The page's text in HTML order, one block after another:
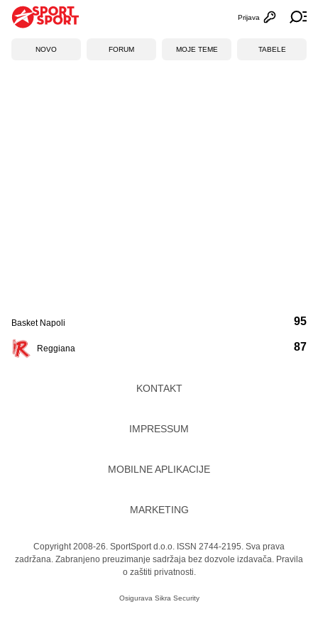
Otvori
Prijava
NOVO FORUM MOJE TEME TABELE
Basket Napoli
Reggiana
95
87
KONTAKT
IMPRESSUM
MOBILNE APLIKACIJE
MARKETING
Copyright 2008-26. SportSport d.o.o. ISSN 2744-2195. Sva prava
zadržana. Zabranjeno preuzimanje sadržaja bez dozvole izdavača. Pravila
o zaštiti privatnosti.
Osigurava Sikra Security